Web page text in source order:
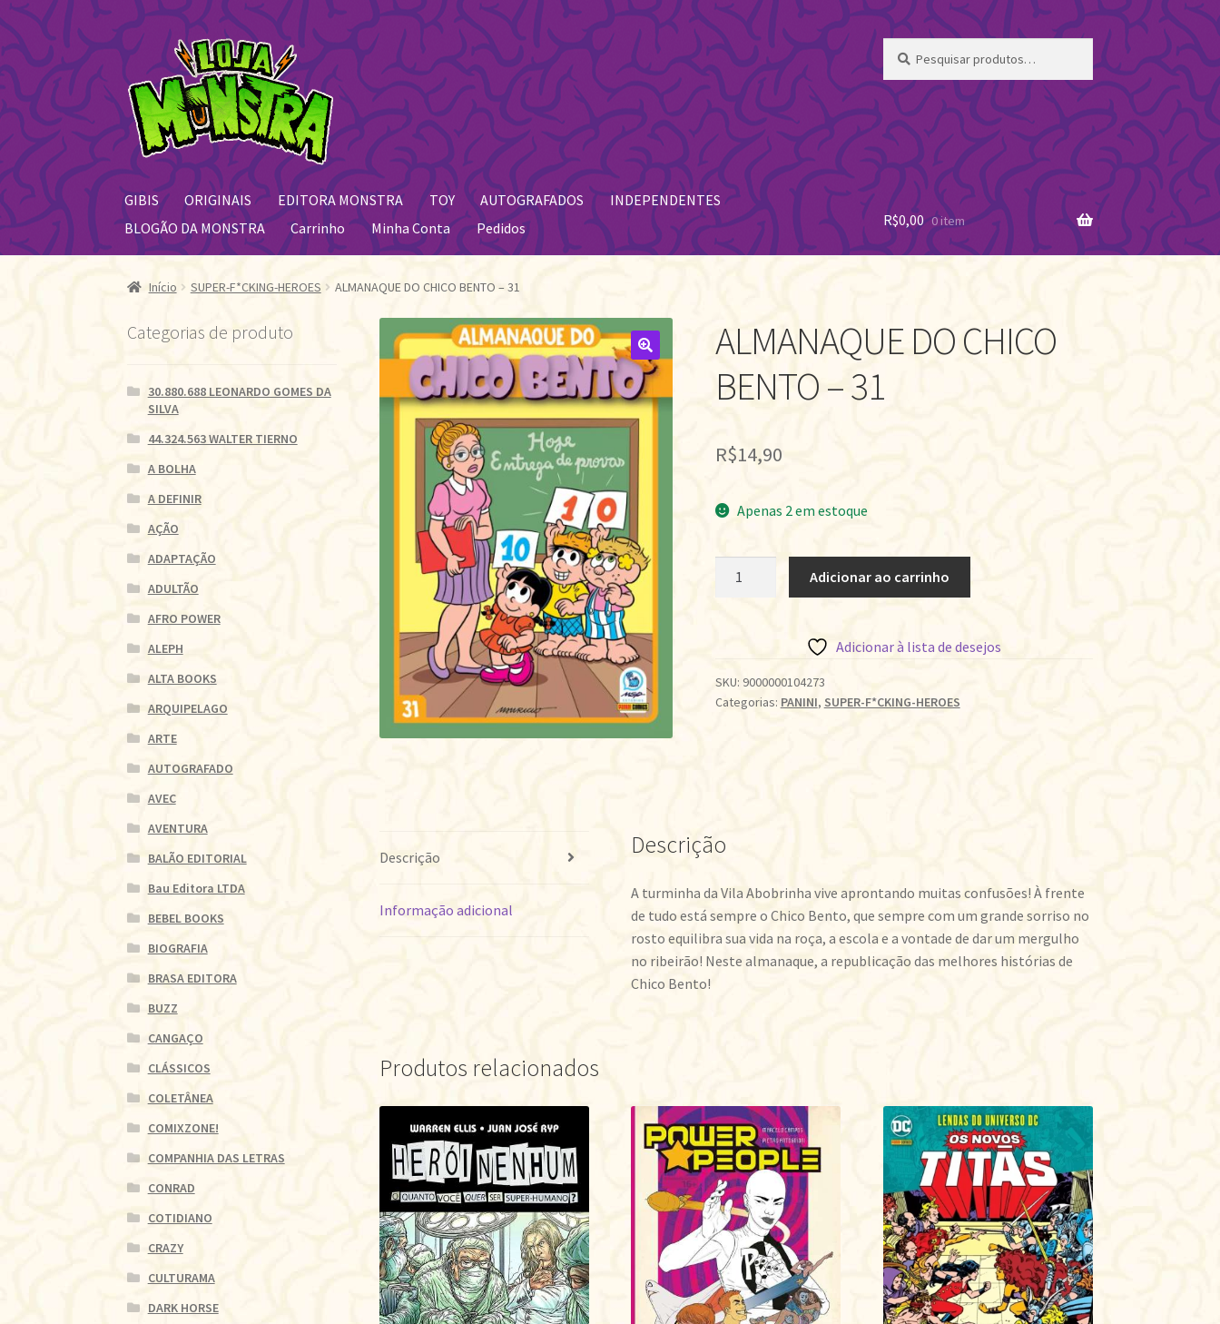
Pular
para
navegação
Pular
para
o
conteúdo
por:
GIBIS ORIGINAIS EDITORA MONSTRA TOY AUTOGRAFADOS
INDEPENDENTES
BLOGÃO DA MONSTRA
Carrinho Minha Conta Pedidos R$0,00 0 item
Início SUPER-F*CKING-HEROES ALMANAQUE DO CHICO BENTO – 31
🔍
ALMANAQUE DO CHICO
BENTO – 31
R$14,90
Apenas 2 em estoque
31
quantidade
Adicionar ao carrinho
Adicionar à lista de desejos
SKU: 9000000104273
Categorias: PANINI, SUPER-F*CKING-HEROES
Descrição
Informação adicional
Descrição
A turminha da Vila Abobrinha vive aprontando muitas confusões! À frente
de tudo está sempre o Chico Bento, que sempre com um grande sorriso no
rosto equilibra sua vida na roça, a escola e a vontade de dar um mergulho
no ribeirão! Neste almanaque, a republicação das melhores histórias de
Chico Bento!
Produtos relacionados
Categorias de produto
30.880.688 LEONARDO GOMES DA
SILVA
44.324.563 WALTER TIERNO
A BOLHA
A DEFINIR
AÇÃO
ADAPTAÇÃO
ADULTÃO
AFRO POWER
ALEPH
ALTA BOOKS
ARQUIPELAGO
ARTE
AUTOGRAFADO
AVEC
AVENTURA
BALÃO EDITORIAL
Bau Editora LTDA
BEBEL BOOKS
BIOGRAFIA
BRASA EDITORA
BUZZ
CANGAÇO
CLÁSSICOS
COLETÂNEA
COMIXZONE!
COMPANHIA DAS LETRAS
CONRAD
COTIDIANO
CRAZY
CULTURAMA
DARK HORSE